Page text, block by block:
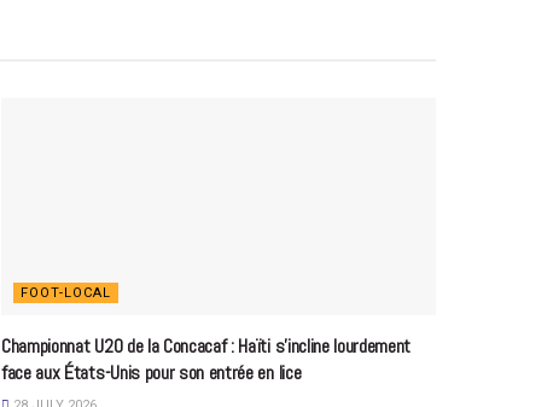
FOOT-LOCAL
Championnat U20 de la Concacaf : Haïti s’incline lourdement
face aux États-Unis pour son entrée en lice